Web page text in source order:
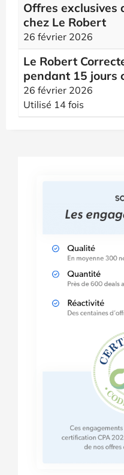
Offres exclusives
chez Le Robert
26 février 2026
Le Robert
pendant 15 jours
26 février 2026
Utilisé 14 fois